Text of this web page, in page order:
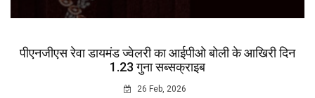
पीएनजीएस रेवा डायमंड ज्वेलरी का आईपीओ बोली के आखिरी दिन
1.23 गुना सब्सक्राइब
26 Feb, 2026